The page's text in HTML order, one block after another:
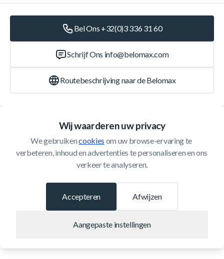
Wij waarderen uw privacy
We gebruiken cookies om uw browse-ervaring te
verbeteren, inhoud en advertenties te personaliseren en ons
verkeer te analyseren.
Afwijzen
Aangepaste instellingen
Accepteren
Klantenservice
Bel Ons +32(0)3 336 31 60
Schrijf Ons info@belomax.com
Routebeschrijving naar de Belomax